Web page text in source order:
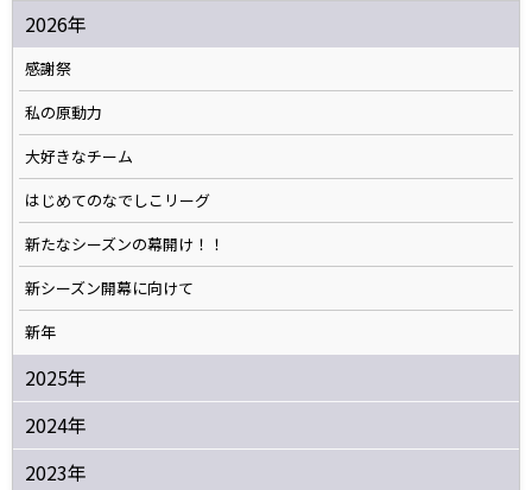
2026年
感謝祭
私の原動力
大好きなチーム
はじめてのなでしこリーグ
新たなシーズンの幕開け！！
新シーズン開幕に向けて
新年
2025年
2024年
2023年